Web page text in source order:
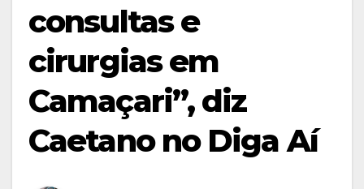
consultas e
cirurgias em
Camaçari”, diz
Caetano no Diga Aí